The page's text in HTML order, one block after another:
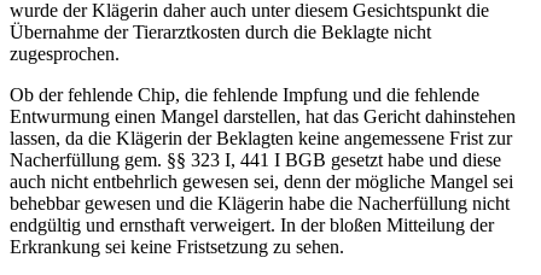
wurde der Klägerin daher auch unter diesem Gesichtspunkt die
Übernahme der Tierarztkosten durch die Beklagte nicht
zugesprochen.
Ob der fehlende Chip, die fehlende Impfung und die fehlende
Entwurmung einen Mangel darstellen, hat das Gericht dahinstehen
lassen, da die Klägerin der Beklagten keine angemessene Frist zur
Nacherfüllung gem. §§ 323 I, 441 I BGB gesetzt habe und diese
auch nicht entbehrlich gewesen sei, denn der mögliche Mangel sei
behebbar gewesen und die Klägerin habe die Nacherfüllung nicht
endgültig und ernsthaft verweigert. In der bloßen Mitteilung der
Erkrankung sei keine Fristsetzung zu sehen.